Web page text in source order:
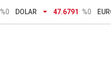
%0 DOLAR 47.6791 %0